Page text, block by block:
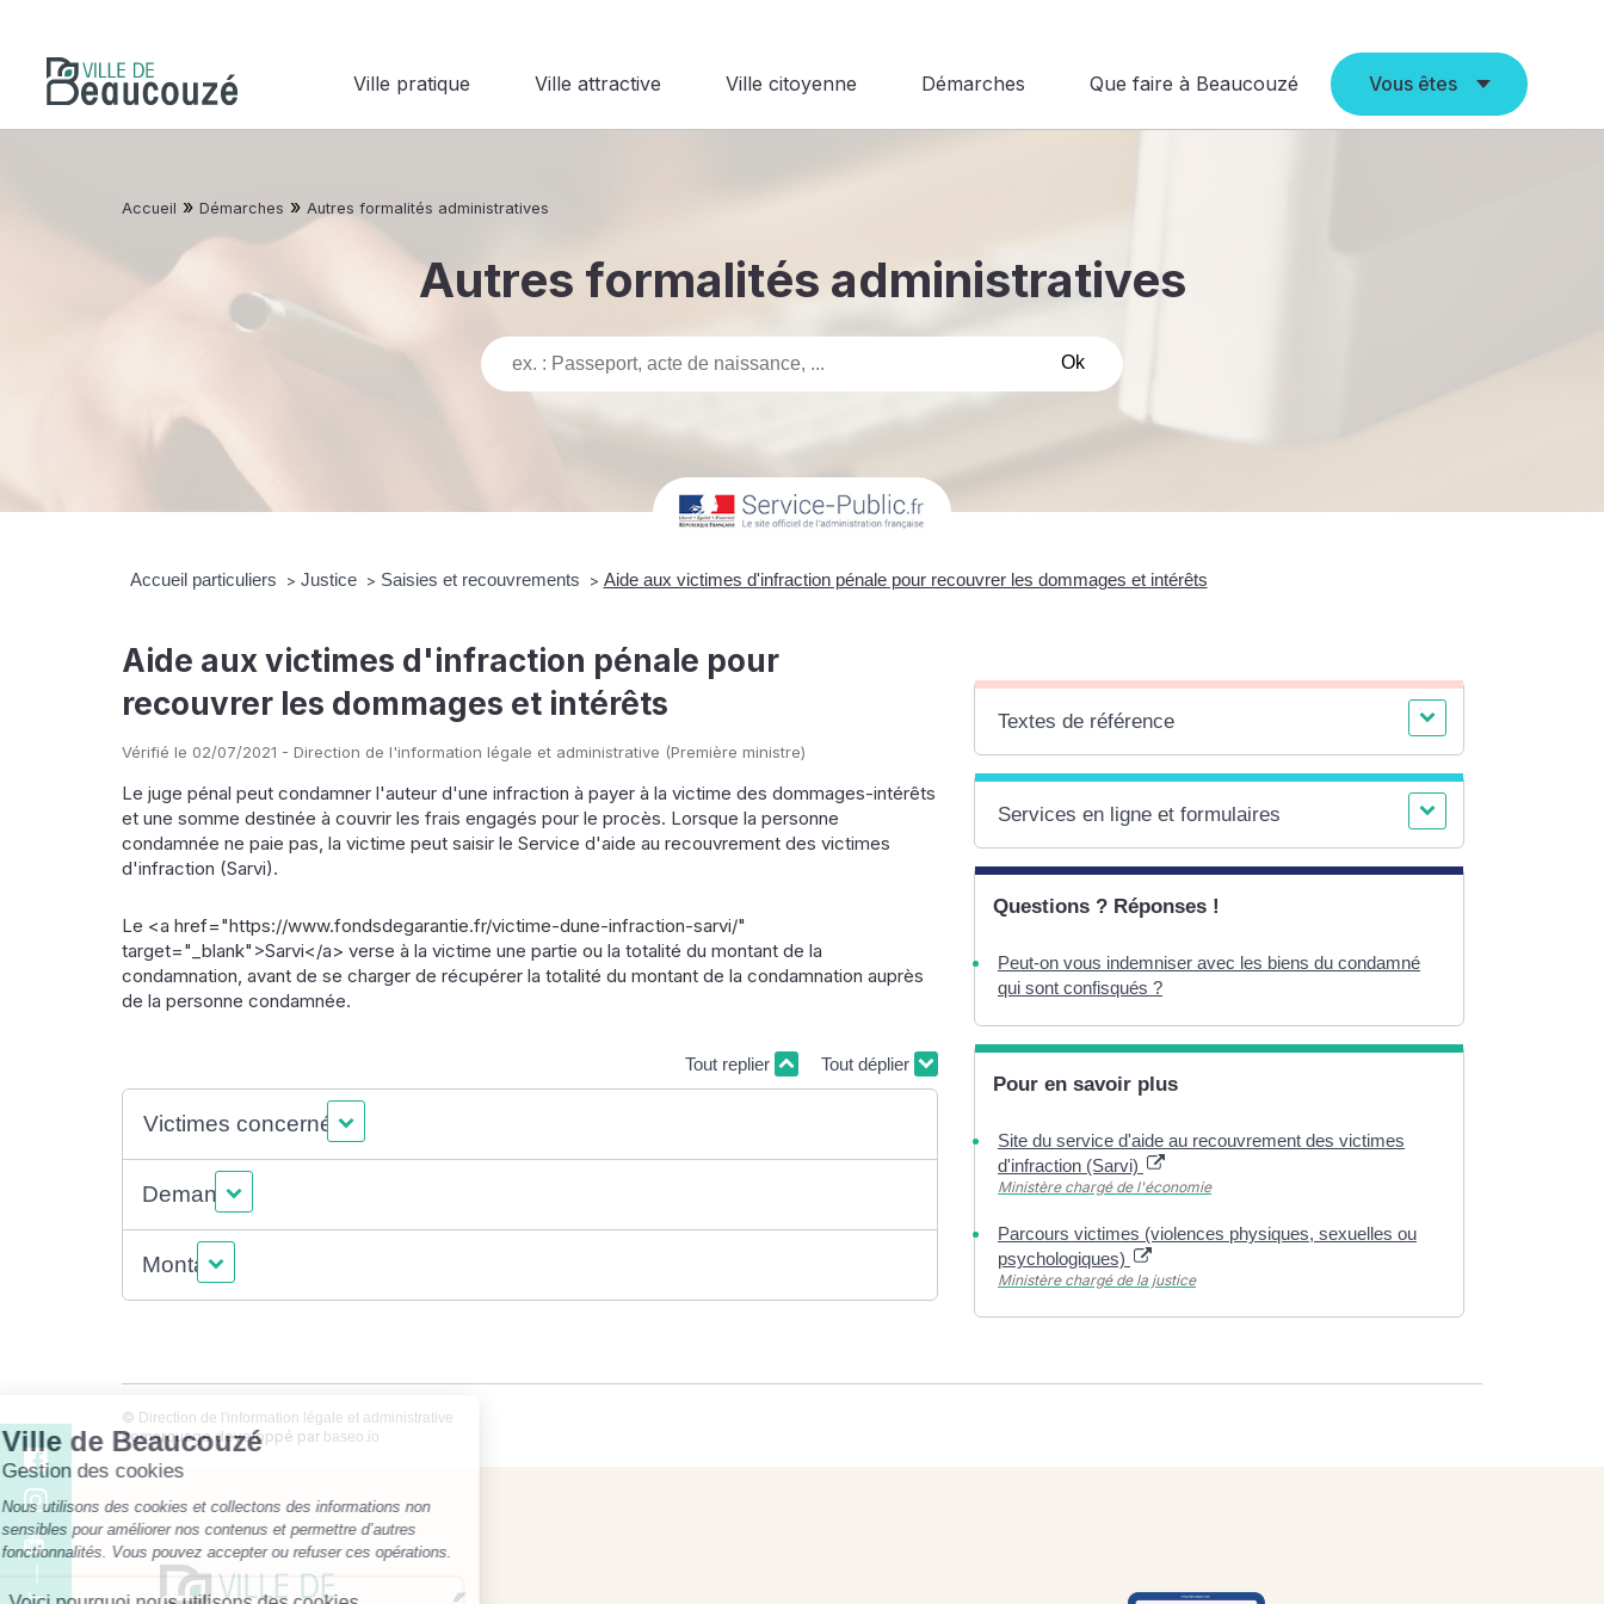
Ville pratique Ville attractive Ville citoyenne Démarches Que faire à Beaucouzé Vous êtes
Accueil » Démarches » Autres formalités administratives
Autres formalités administratives
Accueil particuliers > Justice > Saisies et recouvrements > Aide aux victimes d'infraction pénale pour recouvrer les dommages et intérêts
Aide aux victimes d'infraction pénale pour
recouvrer les dommages et intérêts
Vérifié le 02/07/2021 - Direction de l'information légale et administrative (Première ministre)
Le juge pénal peut condamner l'auteur d'une infraction à payer à la victime des dommages-intérêts
et une somme destinée à couvrir les frais engagés pour le procès. Lorsque la personne
condamnée ne paie pas, la victime peut saisir le Service d'aide au recouvrement des victimes
d'infraction (Sarvi).
Le <a href="https://www.fondsdegarantie.fr/victime-dune-infraction-sarvi/"
target="_blank">Sarvi</a> verse à la victime une partie ou la totalité du montant de la
condamnation, avant de se charger de récupérer la totalité du montant de la condamnation auprès
de la personne condamnée.
Tout replier Tout déplier
Victimes concernées
Demande
Montant
Textes de référence
Services en ligne et formulaires
Questions ? Réponses !
Peut-on vous indemniser avec les biens du condamné
qui sont confisqués ?
Pour en savoir plus
Site du service d'aide au recouvrement des victimes
d'infraction (Sarvi)
Ministère chargé de l'économie
Parcours victimes (violences physiques, sexuelles ou
psychologiques)
Ministère chargé de la justice
© Direction de l'information légale et administrative
comarquage developpé par baseo.io